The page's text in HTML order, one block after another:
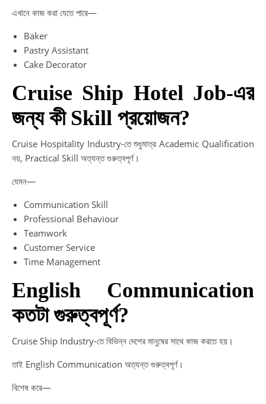
এখানে কাজ করা যেতে পারে—
Baker
Pastry Assistant
Cake Decorator
Cruise Ship Hotel Job-এর
জন্য কী Skill প্রয়োজন?
Cruise Hospitality Industry-তে শুধুমাত্র Academic Qualification
নয়, Practical Skill অত্যন্ত গুরুত্বপূর্ণ।
যেমন—
Communication Skill
Professional Behaviour
Teamwork
Customer Service
Time Management
English Communication
কতটা গুরুত্বপূর্ণ?
Cruise Ship Industry-তে বিভিন্ন দেশের মানুষের সাথে কাজ করতে হয়।
তাই English Communication অত্যন্ত গুরুত্বপূর্ণ।
বিশেষ করে—